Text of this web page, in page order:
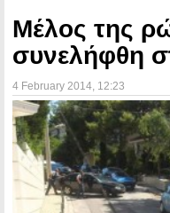
Μέλος της
συνελήφθη
4 February 2014 , 12:23